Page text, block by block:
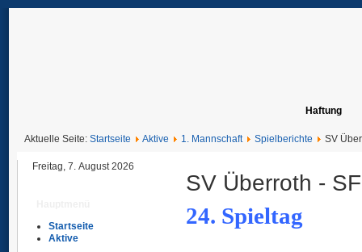
Haftung
Aktuelle Seite: Startseite Aktive 1. Mannschaft Spielberichte SV
Freitag, 7. August 2026
Startseite
Aktive
SV Überroth -
24. Spieltag